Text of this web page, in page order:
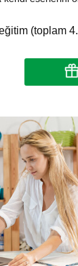
(toplam